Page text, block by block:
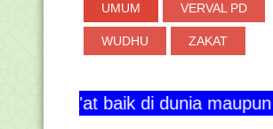
UMUM VERVAL PD
WUDHU ZAKAT
baik di dunia maupun di